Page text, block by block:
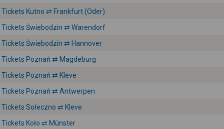
Tickets Kutno ⇄ Frankfurt (Oder)
Tickets Świebodzin ⇄ Warendorf
Tickets Świebodzin ⇄ Hannover
Tickets Poznań ⇄ Magdeburg
Tickets Poznań ⇄ Kleve
Tickets Poznań ⇄ Antwerpen
Tickets Sołeczno ⇄ Kleve
Tickets Koło ⇄ Münster